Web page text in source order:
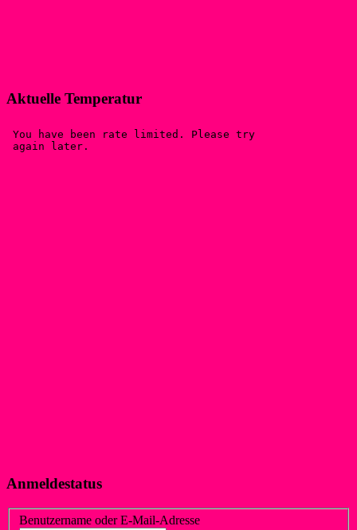
Aktuelle Temperatur
Anmeldestatus
Benutzername oder E-Mail-Adresse